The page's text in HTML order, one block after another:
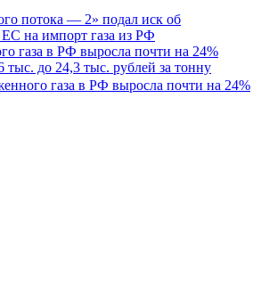
газа в РФ выросла почти на 24%
тыс. до 24,3 тыс. рублей за тонну